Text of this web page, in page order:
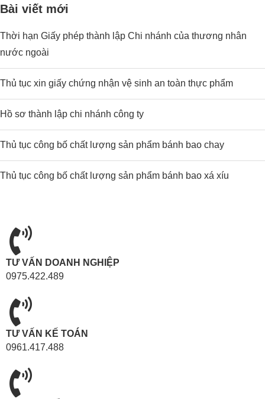
Bài viết mới
Thời hạn Giấy phép thành lập Chi nhánh của thương nhân
nước ngoài
Thủ tục xin giấy chứng nhận vệ sinh an toàn thực phẩm
Hồ sơ thành lập chi nhánh công ty
Thủ tục công bố chất lượng sản phẩm bánh bao chay
Thủ tục công bố chất lượng sản phẩm bánh bao xá xíu
TƯ VẤN DOANH NGHIỆP
0975.422.489
TƯ VẤN KẾ TOÁN
0961.417.488